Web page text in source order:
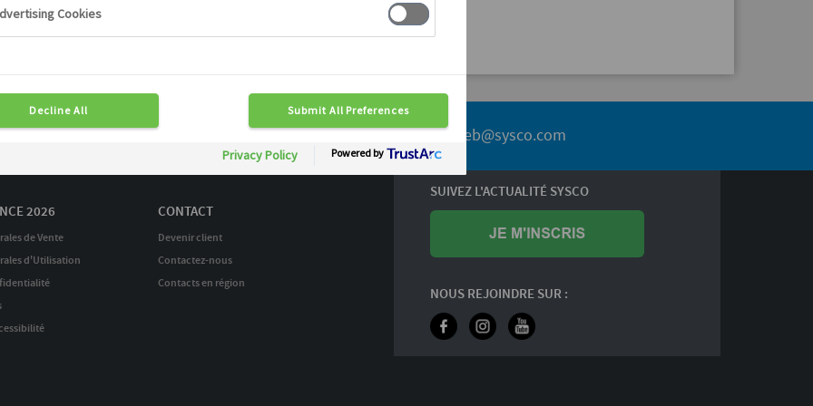
Continuer mes achats
en 24 H Commande rapide 7J/7 04 72 20 23 23 service.web@sysco.com
2026
de Vente
d'Utilisation
CONTACT
Devenir client
Contactez-nous
Contacts en région
SUIVEZ L'ACTUALITÉ SYSCO
NOUS REJOINDRE SUR :